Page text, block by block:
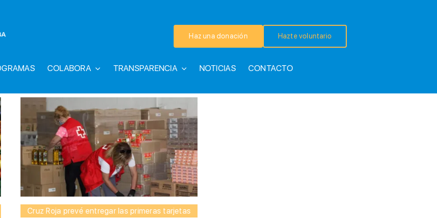
Haz una donación Hazte voluntario
COLABORA TRANSPARENCIA NOTICIAS CONTACTO
Cruz Roja prevé entregar las primeras tarjetas